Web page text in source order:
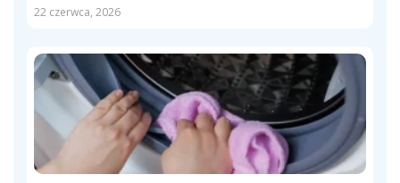
odpływowy, usunąć zalegające...
22 czerwca, 2026